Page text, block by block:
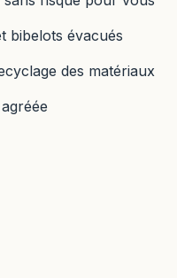
bibelots évacués
des matériaux